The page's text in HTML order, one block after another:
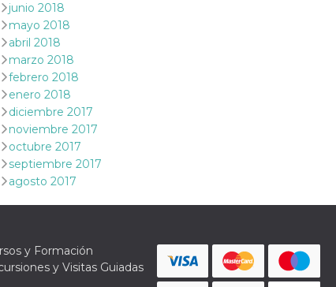
junio 2018
mayo 2018
abril 2018
marzo 2018
febrero 2018
enero 2018
diciembre 2017
noviembre 2017
octubre 2017
septiembre 2017
agosto 2017
y Formación
y Visitas Guiadas